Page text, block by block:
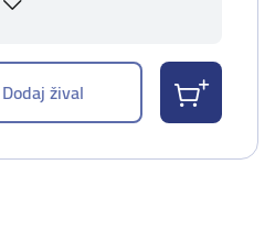
Dodaj žival